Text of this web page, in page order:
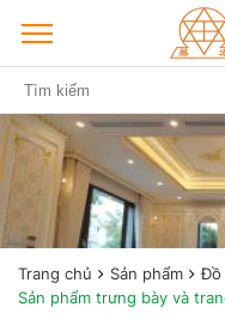
Trang chủ Sản phẩm
Đồ
Sản phẩm trưng bày và